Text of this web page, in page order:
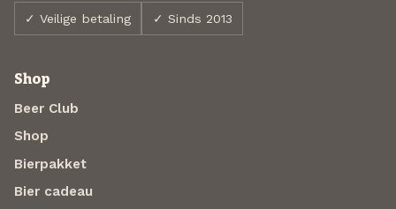
✓ Veilige betaling ✓ Sinds 2013
Shop
Beer Club
Shop
Bierpakket
Bier cadeau